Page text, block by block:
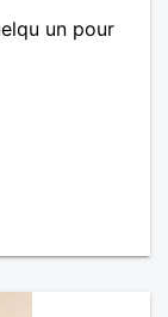
un pour